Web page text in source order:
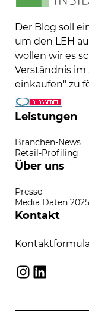
Der Blog soll
um den LEH
wollen wir es
Verständnis
einkaufen" zu
Leistungen
Branchen-News
Retail-Profiling
Über uns
Presse
Media Daten 2025
Kontakt
Instagram
LinkedIn